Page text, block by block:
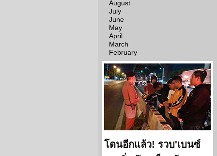
August
July
June
May
April
March
February
โดนอีกแล้ว! รวบ'เบนซ์